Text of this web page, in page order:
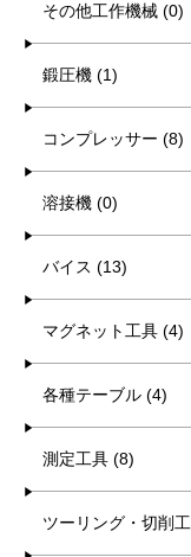
その他工作機械 (0)
鍛圧機 (1)
コンプレッサー (8)
溶接機 (0)
バイス (13)
マグネット工具 (4)
各種テーブル (4)
測定工具 (8)
ツーリング・切削